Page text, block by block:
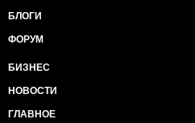
БЛОГИ
ФОРУМ
БИЗНЕС
НОВОСТИ
ГЛАВНОЕ